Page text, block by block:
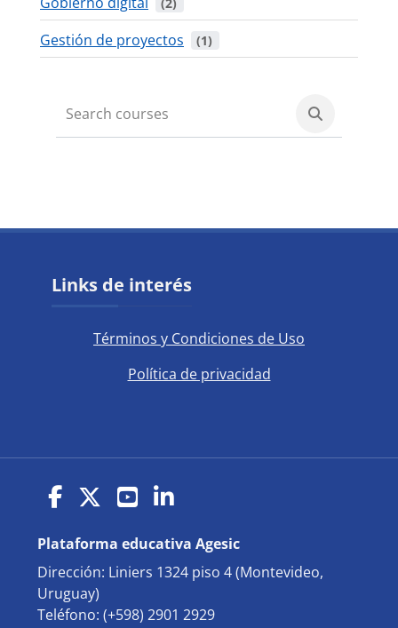
Gestión de proyectos (1)
Search courses
Bloques
Links de interés
Términos y Condiciones de Uso
Política de privacidad
(opens in new window)
(opens in new window)
(opens in new window)
(opens in new window)
Plataforma educativa Agesic
Dirección: Liniers 1324 piso 4 (Montevideo,
Uruguay)
Teléfono: (+598) 2901 2929